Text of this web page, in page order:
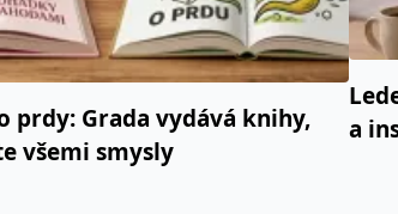
prdy: Grada vydává knihy,
všemi smysly
a